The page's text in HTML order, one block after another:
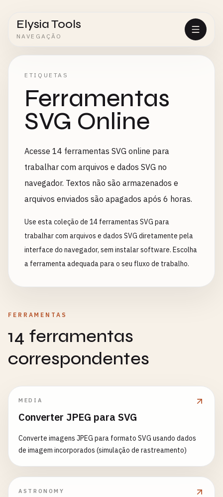
Elysia Tools
NAVEGAÇÃO
ETIQUETAS
Ferramentas
SVG Online
Acesse 14 ferramentas SVG online para
trabalhar com arquivos e dados SVG no
navegador. Textos não são armazenados e
arquivos enviados são apagados após 6 horas.
Use esta coleção de 14 ferramentas SVG para
trabalhar com arquivos e dados SVG diretamente pela
interface do navegador, sem instalar software. Escolha
a ferramenta adequada para o seu fluxo de trabalho.
FERRAMENTAS
14 ferramentas
correspondentes
MEDIA
Converter JPEG para SVG
Converte imagens JPEG para formato SVG usando dados
de imagem incorporados (simulação de rastreamento)
ASTRONOMY